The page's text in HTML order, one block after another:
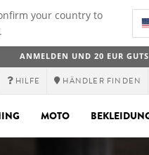
your country to
ANMELDEN UND 20 EUR
HILFE HÄNDLER FINDEN
MOTO